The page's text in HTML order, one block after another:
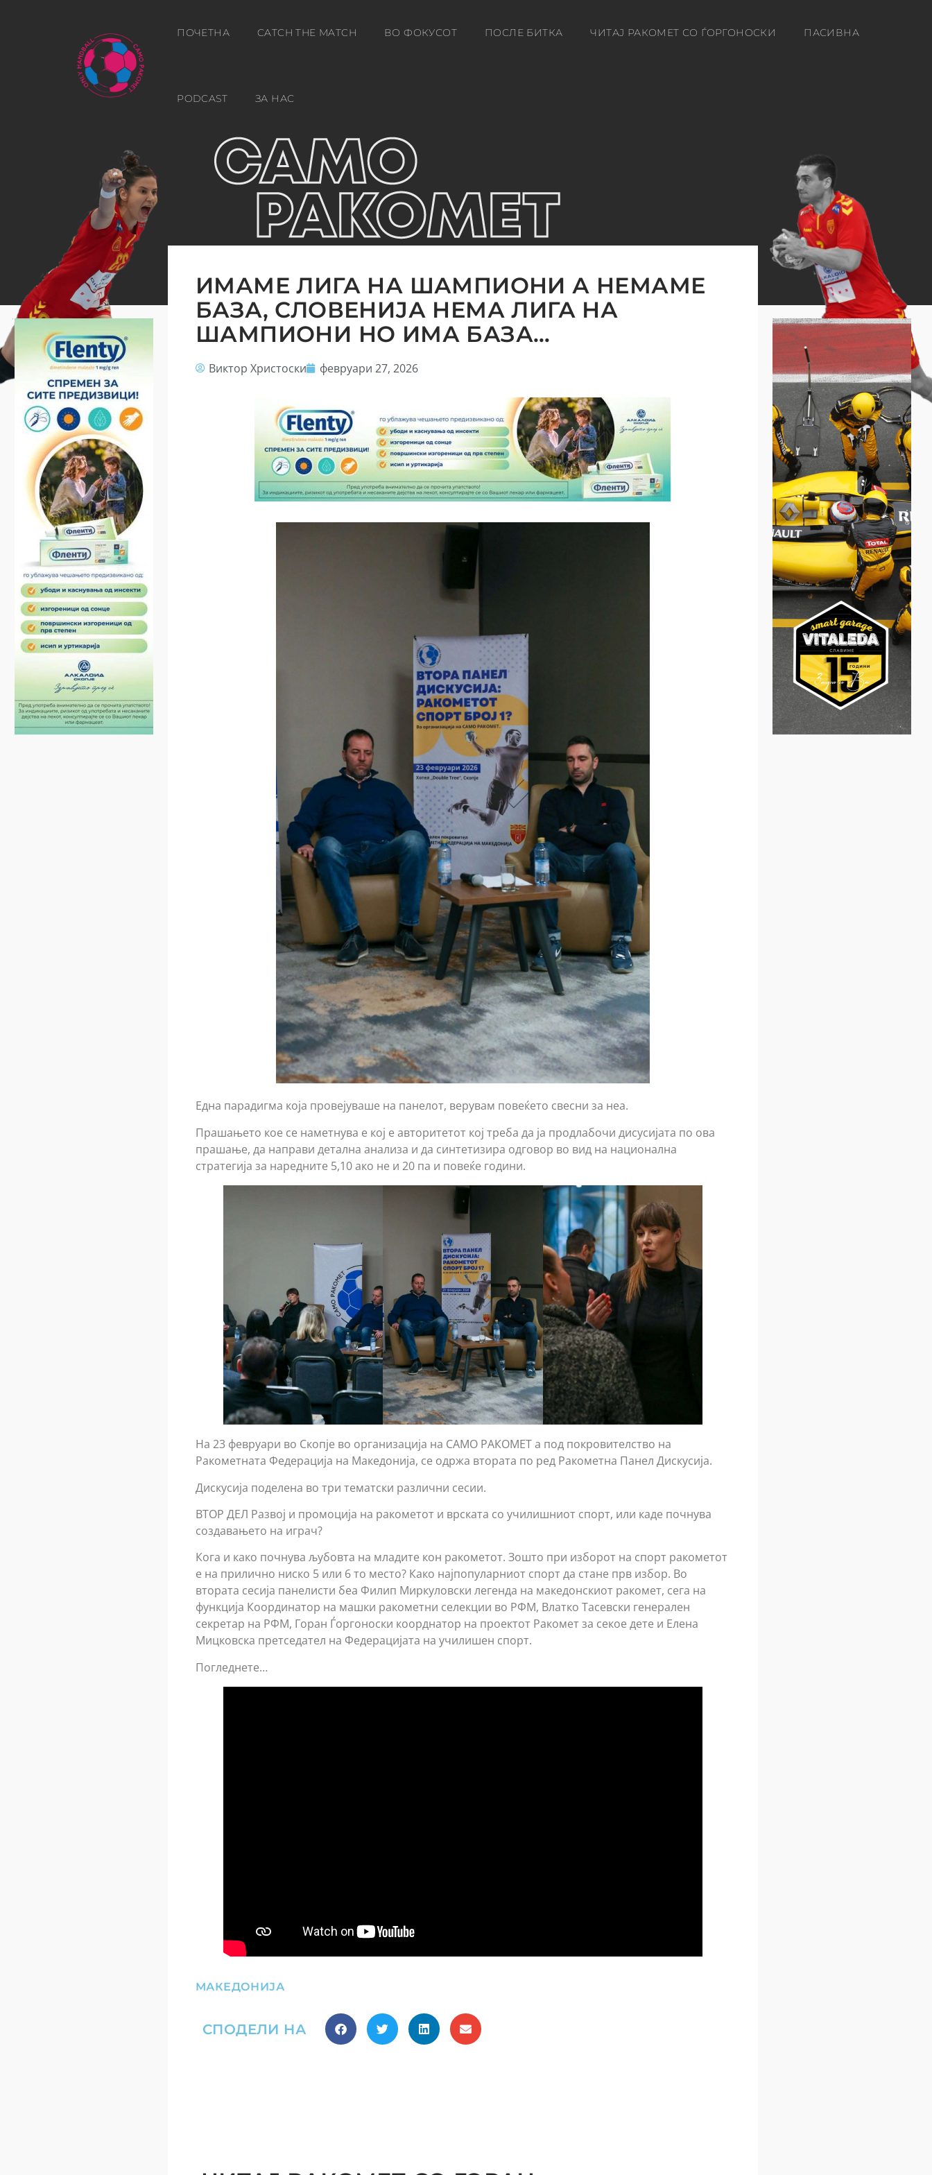
ПОЧЕТНА CATCH THE MATCH ВО ФОКУСОТ ПОСЛЕ БИТКА ЧИТАЈ РАКОМЕТ СО ЃОРГОНОСКИ ПАСИВНА
PODCAST ЗА НАС
ИМАМЕ ЛИГА НА ШАМПИОНИ А НЕМАМЕ
БАЗА, СЛОВЕНИЈА НЕМА ЛИГА НА
ШАМПИОНИ НО ИМА БАЗА…
Виктор Христоски февруари 27, 2026
Една парадигма која провејуваше на панелот, верувам повеќето свесни за неа.
Прашањето кое се наметнува е кој е авторитетот кој треба да ја продлабочи дисусијата по ова
прашање, да направи детална анализа и да синтетизира одговор во вид на национална
стратегија за наредните 5,10 ако не и 20 па и повеќе години.
На 23 февруари во Скопје во организација на САМО РАКОМЕТ а под покровителство на
Ракометната Федерација на Македонија, се одржа втората по ред Ракометна Панел Дискусија.
Дискусија поделена во три тематски различни сесии.
ВТОР ДЕЛ Развој и промоција на ракометот и врската со училишниот спорт, или каде почнува
создавањето на играч?
Кога и како почнува љубовта на младите кон ракометот. Зошто при изборот на спорт ракометот
е на прилично ниско 5 или 6 то место? Како најпопуларниот спорт да стане прв избор. Во
втората сесија панелисти беа Филип Миркуловски легенда на македонскиот ракомет, сега на
функција Координатор на машки ракометни селекции во РФМ, Влатко Тасевски генерален
секретар на РФМ, Горан Ѓоргоноски коорднатор на проектот Ракомет за секое дете и Елена
Мицковска претседател на Федерацијата на училишен спорт.
Погледнете…
МАКЕДОНИЈА
СПОДЕЛИ НА